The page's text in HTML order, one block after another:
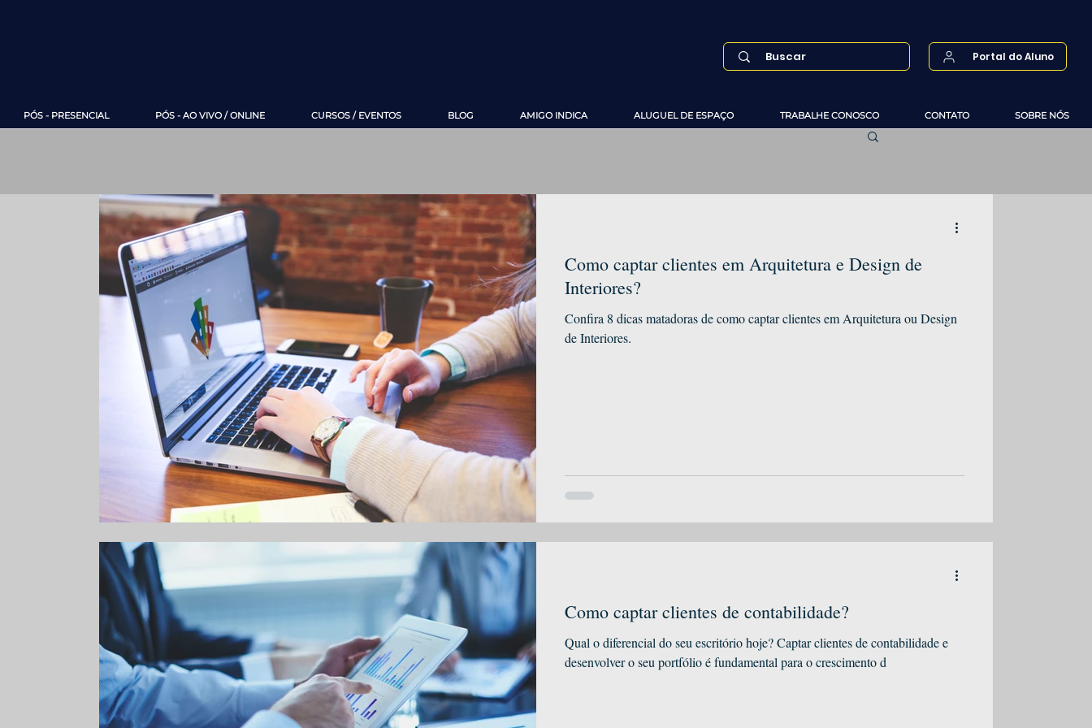
Portal do Aluno
PÓS - PRESENCIAL PÓS - AO VIVO / ONLINE CURSOS / EVENTOS BLOG AMIGO INDICA ALUGUEL DE ESPAÇO TRABALHE CONOSCO CONTATO SOBRE NÓS
Como captar clientes em Arquitetura e Design de
Interiores?
Confira 8 dicas matadoras de como captar clientes em Arquitetura ou Design
de Interiores.
Como captar clientes de contabilidade?
Qual o diferencial do seu escritório hoje? Captar clientes de contabilidade e
desenvolver o seu portfólio é fundamental para o crescimento d